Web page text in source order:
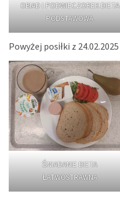
OBIAD I PODWIECZOREK DIETA
PODSTAWOWA
Powyżej posiłki z 24.02.2025
ŚNIADANIE DIETA
ŁATWOSTRAWNA